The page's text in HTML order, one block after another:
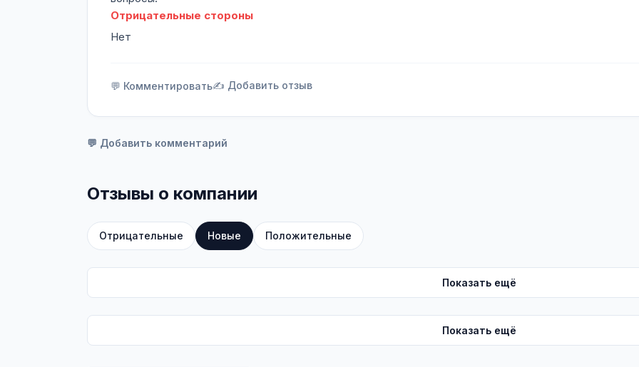
Отрицательные стороны
Нет
💬 Комментировать✍️ Добавить отзыв
💬 Добавить комментарий
Отзывы о компании
Отрицательные Новые Положительные
Показать ещё
Показать ещё